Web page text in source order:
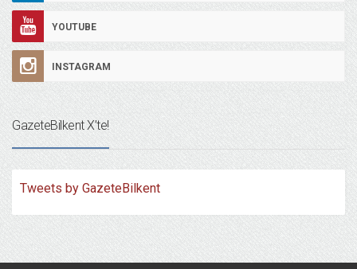
YOUTUBE
INSTAGRAM
GazeteBilkent X’te!
Tweets by GazeteBilkent